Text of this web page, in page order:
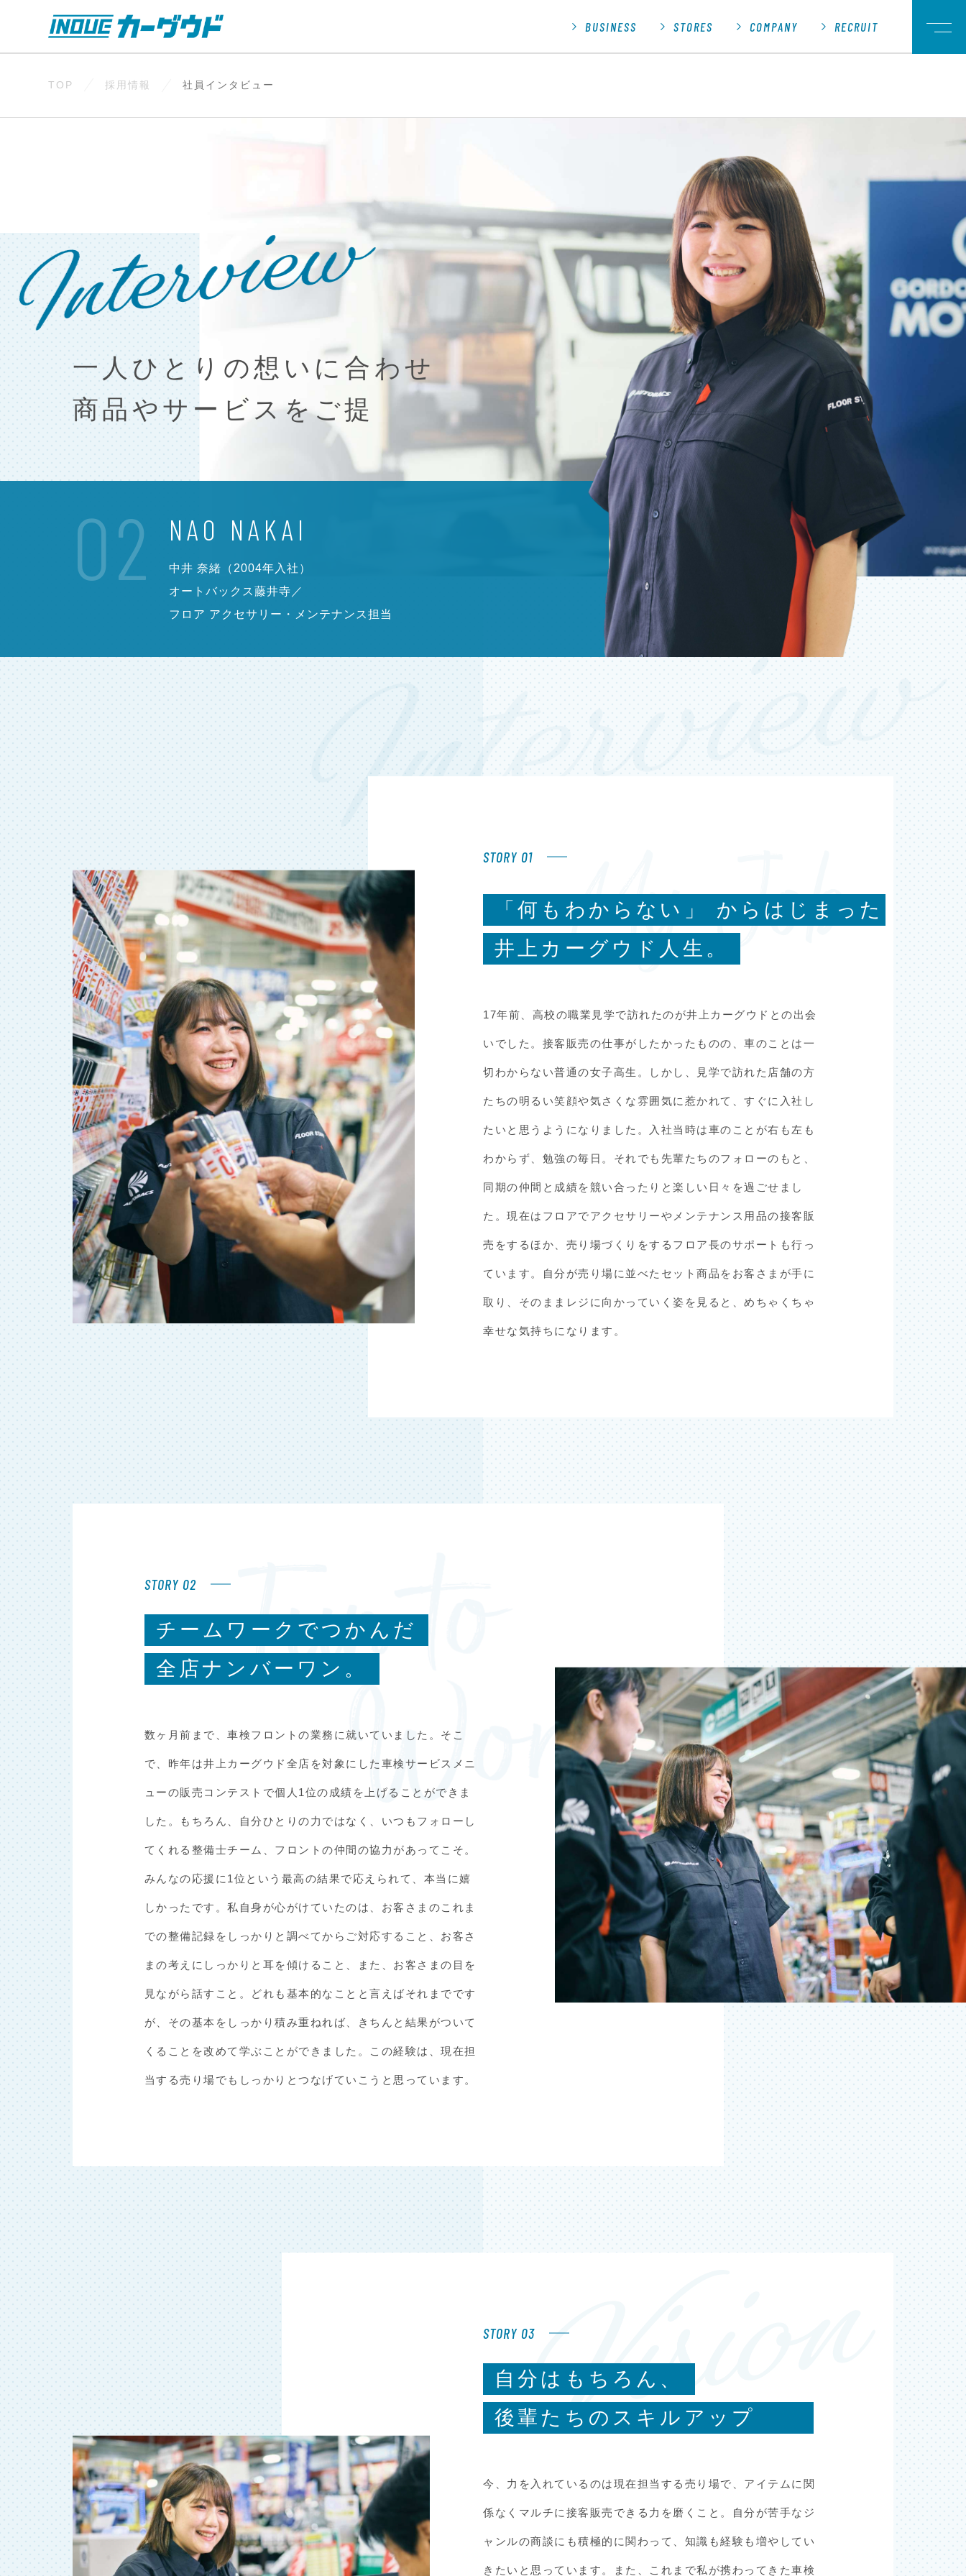
BUSINESS STORES COMPANY RECRUIT
TOP 採用情報 社員インタビュー
一人ひとりの想いに合わせ
て
商品やサービスをご提
02 NAO NAKAI
中井 奈緒（2004年入社）
オートバックス藤井寺／
フロア アクセサリー・メンテナンス担当
STORY 01
「何もわからない」
からはじまった
井上カーグウド人生。
17年前、高校の職業見学で訪れたのが井上カーグウドとの出会
いでした。接客販売の仕事がしたかったものの、車のことは一
切わからない普通の女子高生。しかし、見学で訪れた店舗の方
たちの明るい笑顔や気さくな雰囲気に惹かれて、すぐに入社し
たいと思うようになりました。入社当時は車のことが右も左も
わからず、勉強の毎日。それでも先輩たちのフォローのもと、
同期の仲間と成績を競い合ったりと楽しい日々を過ごせまし
た。現在はフロアでアクセサリーやメンテナンス用品の接客販
売をするほか、売り場づくりをするフロア長のサポートも行っ
ています。自分が売り場に並べたセット商品をお客さまが手に
取り、そのままレジに向かっていく姿を見ると、めちゃくちゃ
幸せな気持ちになります。
STORY 02
チームワークでつかんだ
全店ナンバーワン。
数ヶ月前まで、車検フロントの業務に就いていました。そこ
で、昨年は井上カーグウド全店を対象にした車検サービスメニ
ューの販売コンテストで個人1位の成績を上げることができま
した。もちろん、自分ひとりの力ではなく、いつもフォローし
てくれる整備士チーム、フロントの仲間の協力があってこそ。
みんなの応援に1位という最高の結果で応えられて、本当に嬉
しかったです。私自身が心がけていたのは、お客さまのこれま
での整備記録をしっかりと調べてからご対応すること、お客さ
まの考えにしっかりと耳を傾けること、また、お客さまの目を
見ながら話すこと。どれも基本的なことと言えばそれまでです
が、その基本をしっかり積み重ねれば、きちんと結果がついて
くることを改めて学ぶことができました。この経験は、現在担
当する売り場でもしっかりとつなげていこうと思っています。
STORY 03
自分はもちろん、
後輩たちのスキルアップ
今、力を入れているのは現在担当する売り場で、アイテムに関
係なくマルチに接客販売できる力を磨くこと。自分が苦手なジ
ャンルの商談にも積極的に関わって、知識も経験も増やしてい
きたいと思っています。また、これまで私が携わってきた車検